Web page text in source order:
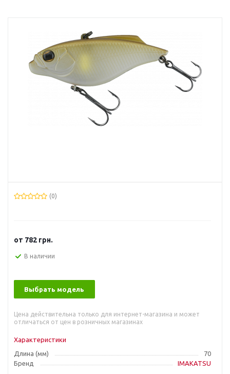
(0)
от 782 грн.
В наличии
Выбрать модель
Цена действительна только для интернет-магазина и может
отличаться от цен в розничных магазинах
Характеристики
Длина (мм)
70
Бренд
IMAKATSU